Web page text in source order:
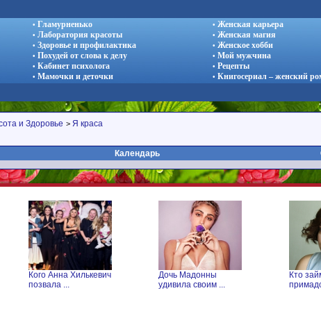
• Гламурненько
• Лаборатория красоты
• Здоровье и профилактика
• Похудей от слова к делу
• Кабинет психолога
• Мамочки и деточки
• Женская карьера
• Женская магия
• Женское хобби
• Мой мужчина
• Рецепты
• Книгосериал – женский
и Здоровье > Я краса
Календарь
Кого Анна Хилькевич
позвала ...
Дочь Мадонны
удивила своим ...
Кто